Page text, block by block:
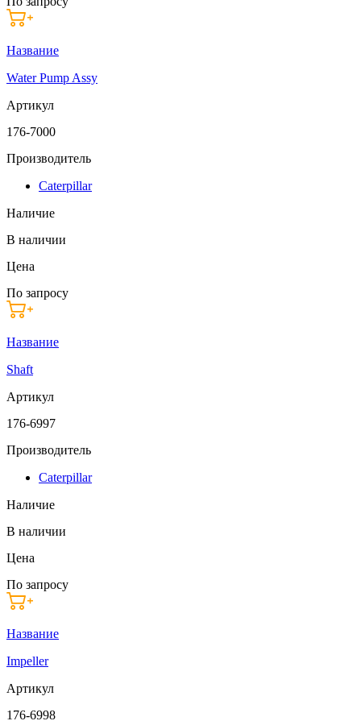
Название
Water Pump Assy
Артикул
176-7000
Производитель
Caterpillar
Наличие
В наличии
Цена
По запросу
Название
Shaft
Артикул
176-6997
Производитель
Caterpillar
Наличие
В наличии
Цена
По запросу
Название
Impeller
Артикул
176-6998